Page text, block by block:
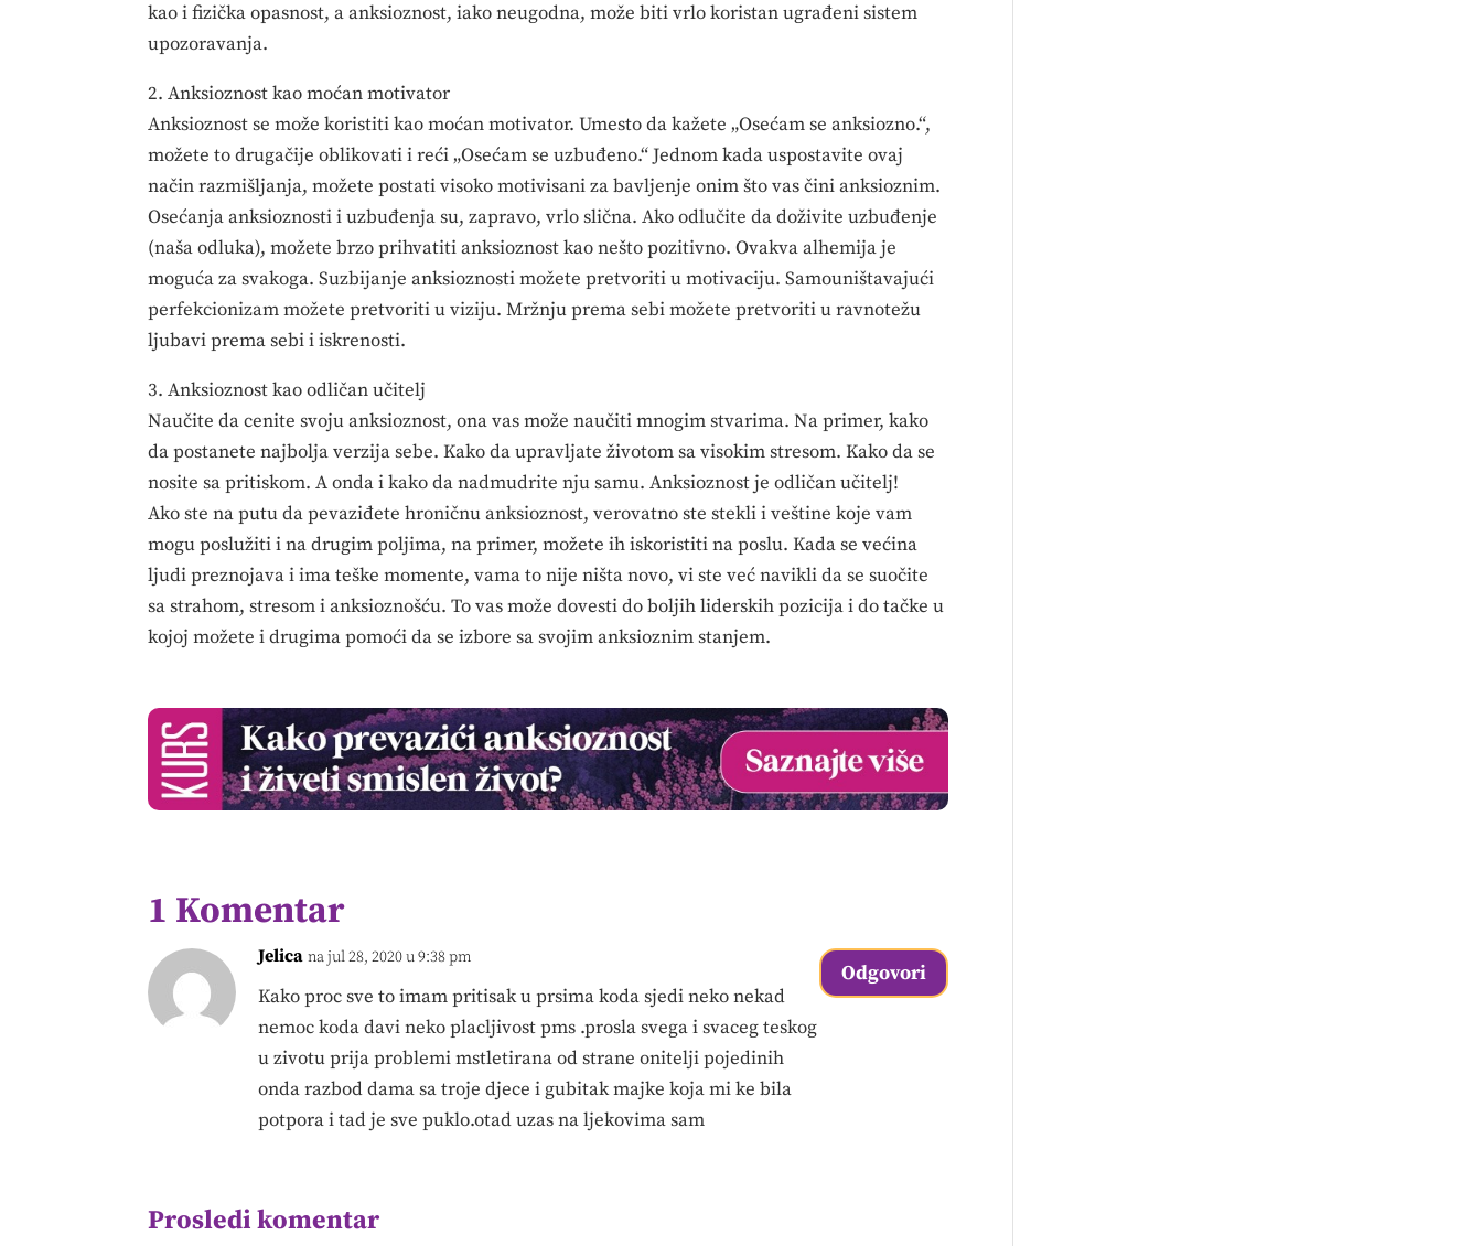
kao i fizička opasnost, a anksioznost, iako neugodna, može biti vrlo koristan ugrađeni sistem
upozoravanja.
2. Anksioznost kao moćan motivator
Anksioznost se može koristiti kao moćan motivator. Umesto da kažete „Osećam se anksiozno.“,
možete to drugačije oblikovati i reći „Osećam se uzbuđeno.“ Jednom kada uspostavite ovaj
način razmišljanja, možete postati visoko motivisani za bavljenje onim što vas čini anksioznim.
Osećanja anksioznosti i uzbuđenja su, zapravo, vrlo slična. Ako odlučite da doživite uzbuđenje
(naša odluka), možete brzo prihvatiti anksioznost kao nešto pozitivno. Ovakva alhemija je
moguća za svakoga. Suzbijanje anksioznosti možete pretvoriti u motivaciju. Samouništavajući
perfekcionizam možete pretvoriti u viziju. Mržnju prema sebi možete pretvoriti u ravnotežu
ljubavi prema sebi i iskrenosti.
3. Anksioznost kao odličan učitelj
Naučite da cenite svoju anksioznost, ona vas može naučiti mnogim stvarima. Na primer, kako
da postanete najbolja verzija sebe. Kako da upravljate životom sa visokim stresom. Kako da se
nosite sa pritiskom. A onda i kako da nadmudrite nju samu. Anksioznost je odličan učitelj!
Ako ste na putu da pevaziđete hroničnu anksioznost, verovatno ste stekli i veštine koje vam
mogu poslužiti i na drugim poljima, na primer, možete ih iskoristiti na poslu. Kada se većina
ljudi preznojava i ima teške momente, vama to nije ništa novo, vi ste već navikli da se suočite
sa strahom, stresom i anksioznošću. To vas može dovesti do boljih liderskih pozicija i do tačke u
kojoj možete i drugima pomoći da se izbore sa svojim anksioznim stanjem.
1 Komentar
Jelica na jul 28, 2020 u 9:38 pm
Kako proc sve to imam pritisak u prsima koda sjedi neko nekad
nemoc koda davi neko placljivost pms .prosla svega i svaceg teskog
u zivotu prija problemi mstletirana od strane onitelji pojedinih
onda razbod dama sa troje djece i gubitak majke koja mi ke bila
potpora i tad je sve puklo.otad uzas na ljekovima sam
Odgovori
Prosledi komentar